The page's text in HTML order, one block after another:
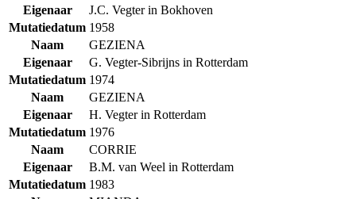
Eigenaar
J.C. Vegter in Bokhoven
Mutatiedatum 1958
Naam
GEZIENA
Eigenaar
G. Vegter-Sibrijns in Rotterdam
Mutatiedatum 1974
Naam
GEZIENA
Eigenaar
H. Vegter in Rotterdam
Mutatiedatum 1976
Naam
CORRIE
Eigenaar
B.M. van Weel in Rotterdam
Mutatiedatum 1983